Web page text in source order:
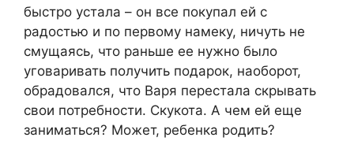
быстро устала – он все покупал ей с
радостью и по первому намеку, ничуть не
смущаясь, что раньше ее нужно было
уговаривать получить подарок, наоборот,
обрадовался, что Варя перестала скрывать
свои потребности. Скукота. А чем ей еще
заниматься? Может, ребенка родить?